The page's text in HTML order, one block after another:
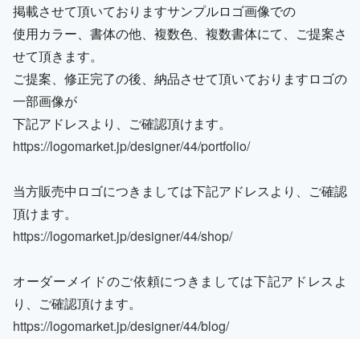
掲載させて頂いておりますサンプルロゴ画像での
使用カラー、書体の他、複数色、複数書体にて、ご提案さ
せて頂きます。
ご提案、修正完了の後、納品させて頂いておりますロゴの
一部画像が
下記アドレスより、ご確認頂けます。
https://logomarket.jp/designer/44/portfolio/
当方販売中ロゴにつきましては下記アドレスより、ご確認
頂けます。
https://logomarket.jp/designer/44/shop/
オーダーメイドのご依頼につきましては下記アドレスよ
り、ご確認頂けます。
https://logomarket.jp/designer/44/blog/